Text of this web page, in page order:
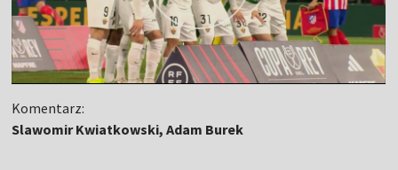
Komentarz:
Slawomir Kwiatkowski, Adam Burek